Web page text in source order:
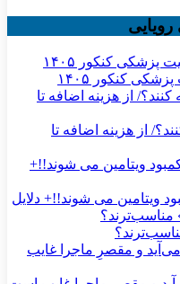
کنکور ۱۴۰۵
از هزینه اضافه تا
ویتامین می شوند!!+ دلایل